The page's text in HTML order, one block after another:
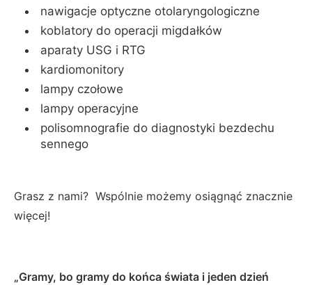
nawigacje optyczne otolaryngologiczne
koblatory do operacji migdałków
aparaty USG i RTG
kardiomonitory
lampy czołowe
lampy operacyjne
polisomnografie do diagnostyki bezdechu
sennego
Grasz z nami? Wspólnie możemy osiągnąć znacznie
więcej!
„Gramy, bo gramy do końca świata i jeden dzień